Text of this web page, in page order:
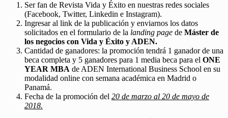
Ser fan de Revista Vida y Éxito en nuestras redes sociales
(Facebook, Twitter, Linkedin e Instagram).
Ingresar al link de la publicación y enviarnos los datos
solicitados en el formulario de la landing page de Máster de
los negocios con Vida y Éxito y ADEN.
Cantidad de ganadores: la promoción tendrá 1 ganador de una
beca completa y 5 ganadores para 1 media beca para el ONE
YEAR MBA de ADEN International Business School en su
modalidad online con semana académica en Madrid o
Panamá.
Fecha de la promoción del 20 de marzo al 20 de mayo de
2018.